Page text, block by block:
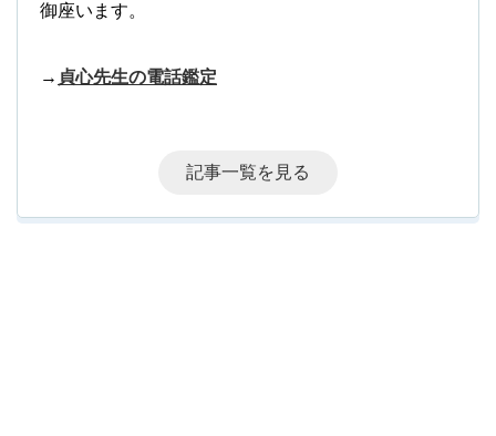
御座います。
→ 貞心先生の電話鑑定
記事一覧を見る